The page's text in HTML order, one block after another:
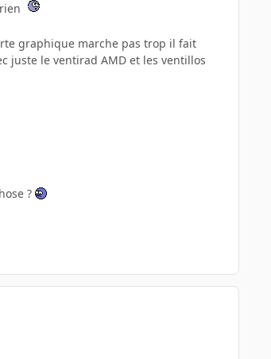
graphique marche pas trop il fait
juste le ventirad AMD et les ventillos
?